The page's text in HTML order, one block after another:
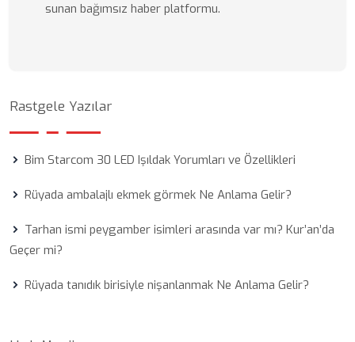
sunan bağımsız haber platformu.
Rastgele Yazılar
Bim Starcom 30 LED Işıldak Yorumları ve Özellikleri
Rüyada ambalajlı ekmek görmek Ne Anlama Gelir?
Tarhan ismi peygamber isimleri arasında var mı? Kur’an’da
Geçer mi?
Rüyada tanıdık birisiyle nişanlanmak Ne Anlama Gelir?